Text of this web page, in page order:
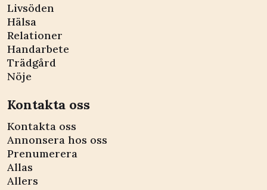
Livsöden
Hälsa
Relationer
Handarbete
Trädgård
Nöje
Kontakta oss
Kontakta oss
Annonsera hos oss
Prenumerera
Allas
Allers